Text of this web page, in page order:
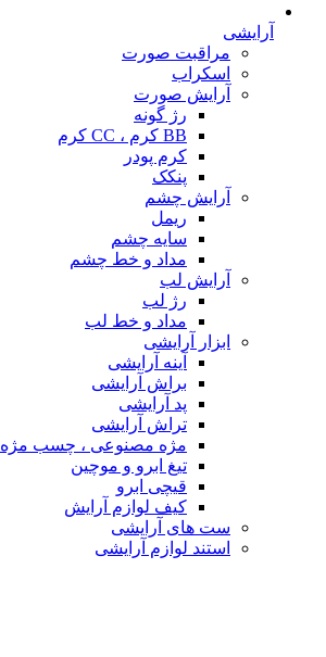
آرایشی
مراقبت صورت
اسکراب
آرایش صورت
رژ گونه
BB کرم ، CC کرم
کرم پودر
پنکک
آرایش چشم
ریمل
سایه چشم
مداد و خط چشم
آرایش لب
رژ لب
مداد و خط لب
ابزار آرایشی
آینه آرایشی
براش آرایشی
پد آرایشی
تراش آرایشی
مژه مصنوعی ، چسب مژه
تیغ ابرو و موچین
قیچی ابرو
کیف لوازم آرایش
ست های آرایشی
استند لوازم آرایشی